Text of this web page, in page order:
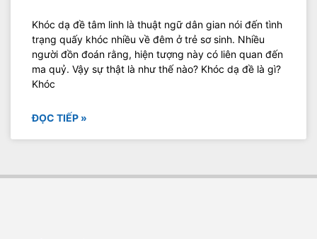
Khóc dạ đề tâm linh là thuật ngữ dân gian nói đến tình
trạng quấy khóc nhiều về đêm ở trẻ sơ sinh. Nhiều
người đồn đoán rằng, hiện tượng này có liên quan đến
ma quỷ. Vậy sự thật là như thế nào? Khóc dạ đề là gì?
Khóc
ĐỌC TIẾP »